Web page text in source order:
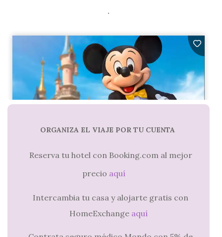
.
ORGANIZA EL VIAJE POR TU CUENTA
Reserva tu hotel con Booking.com al mejor
precio aquí
Intercambia tu casa y alojarte gratis con
HomeExchange aquí